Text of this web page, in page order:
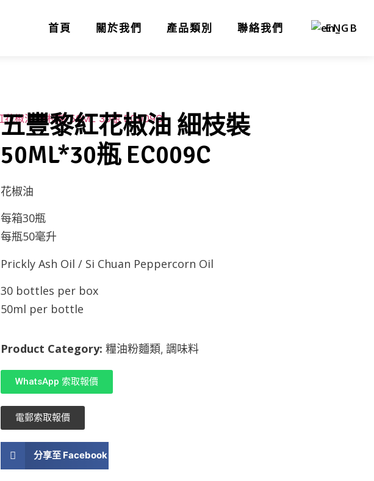
首頁 關於我們 產品類別 聯絡我們 EN
五豐黎紅花椒油 細枝裝
50ML*30瓶 EC009C
花椒油
每箱30瓶
每瓶50毫升
Prickly Ash Oil / Si Chuan Peppercorn Oil
30 bottles per box
50ml per bottle
Product Category: 糧油粉麵類, 調味料
WhatsApp 索取報價
電郵索取報價
分享至 Facebook